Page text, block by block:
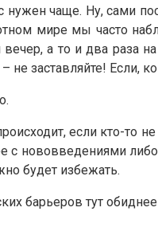
чаще. Ну, сами
мире мы часто
а то и два
заставляйте! Если,
если кто-то
нововведениями
будет избежать.
барьеров тут